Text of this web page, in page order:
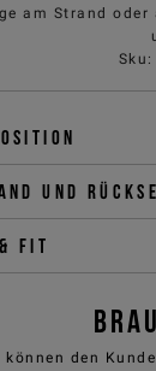
am Strand
Sku
und
fit
können den